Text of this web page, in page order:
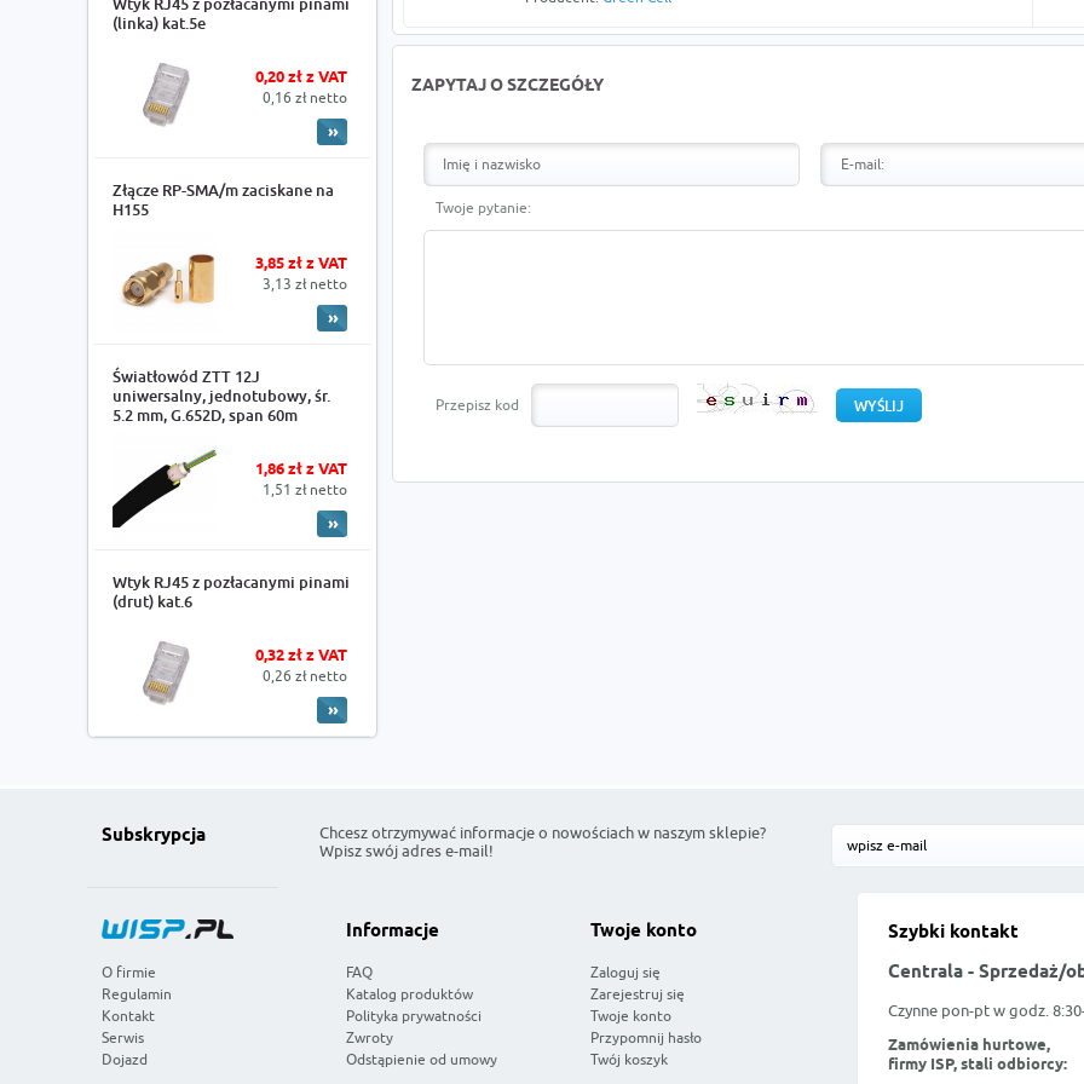
(linka) kat.5e
0,20 zł z VAT
0,16 zł netto
Złącze RP-SMA/m zaciskane na
H155
3,85 zł z VAT
3,13 zł netto
Światłowód ZTT 12J
uniwersalny, jednotubowy, śr.
5.2 mm, G.652D, span 60m
1,86 zł z VAT
1,51 zł netto
Wtyk RJ45 z pozłacanymi pinami
(drut) kat.6
0,32 zł z VAT
0,26 zł netto
ZAPYTAJ O SZCZEGÓŁY
Twoje pytanie:
Przepisz kod
Subskrypcja
Chcesz otrzymywać informacje o nowościach w naszym sklepie?
Wpisz swój adres e-mail!
Szybki kontakt
Centrala - Sprzedaż/
Czynne pon-pt w godz.
Zamówienia hurtowe,
firmy ISP, stali odbiorcy:
O firmie
Regulamin
Kontakt
Serwis
Dojazd
Informacje
FAQ
Katalog produktów
Polityka prywatności
Zwroty
Odstąpienie od umowy
Twoje konto
Zaloguj się
Zarejestruj się
Twoje konto
Przypomnij hasło
Twój koszyk